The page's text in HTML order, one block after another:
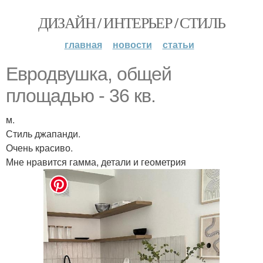
ДИЗАЙН / ИНТЕРЬЕР / СТИЛЬ
главная новости статьи
Евродвушка, общей
площадью - 36 кв.
м.
Стиль джапанди.
Очень красиво.
Мне нравится гамма, детали и геометрия